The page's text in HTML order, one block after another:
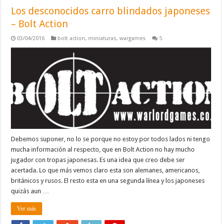
Los desconocidos carro blindados japoneses
– Bolt Action
03/04/2016 bolt action, miniaturas,wargames 5
Debemos suponer, no lo se porque no estoy por todos lados ni tengo
mucha información al respecto, que en Bolt Action no hay mucho
jugador con tropas japonesas. Es una idea que creo debe ser
acertada. Lo que más vemos claro esta son alemanes, americanos,
británicos y rusos. El resto esta en una segunda línea y los japoneses
quizás aun …
Ver más